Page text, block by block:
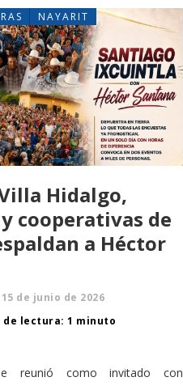
NAYARIT
Hidalgo,
cooperativas de
a Héctor
15 de junio de 2026
de lectura: 1 minuto
reunió como invitado con